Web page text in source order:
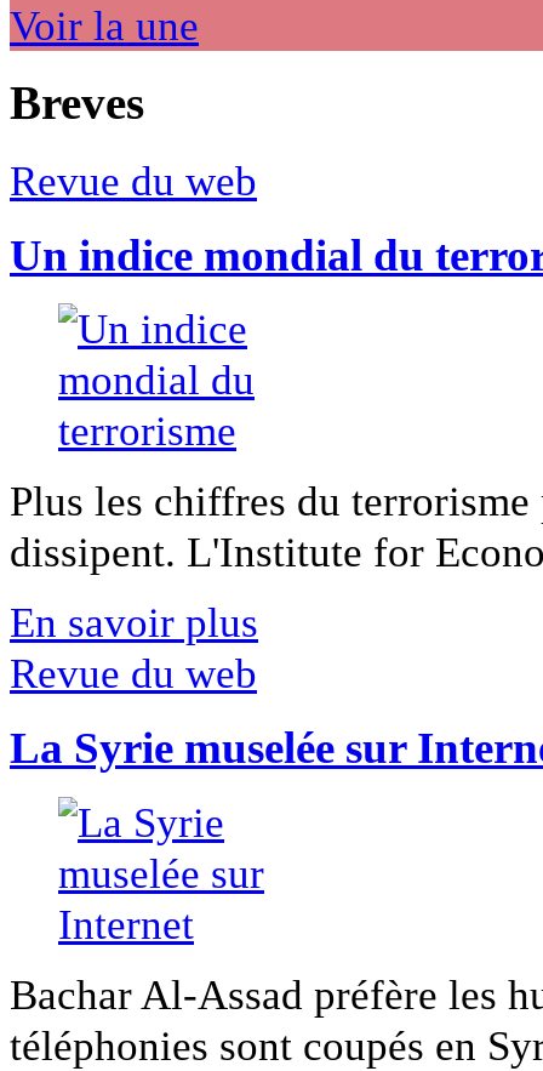
Voir la une
Breves
Revue du web
Un indice mondial du
Plus les chiffres du
dissipent. L'Institute for
En savoir plus
Revue du web
La Syrie muselée sur
Bachar Al-Assad préfère les
téléphonies sont coupés en